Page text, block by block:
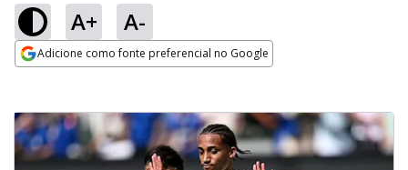
A+ A-
Adicione como fonte preferencial no Google